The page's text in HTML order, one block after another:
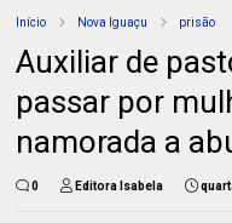
Início Nova Iguaçu prisão
Auxiliar de
passar por
namorada a
0 Editora Isabela